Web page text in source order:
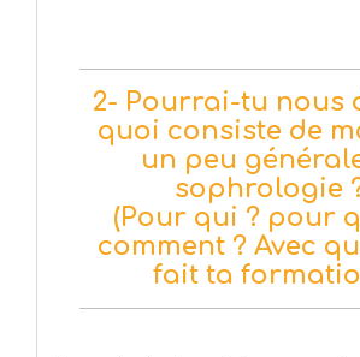
2- Pourrai-tu nous
quoi consiste de
un peu
sophrologie
(Pour qui ? pour
comment ? Avec
fait ta